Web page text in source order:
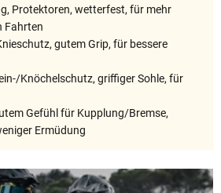
Protektoren, wetterfest, für mehr
Fahrten
gutem Grip, für bessere
Knöchelschutz, griffiger Sohle, für
Gefühl für Kupplung/Bremse,
Ermüdung